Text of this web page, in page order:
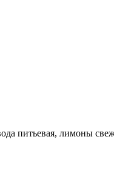
питьевая, лимоны